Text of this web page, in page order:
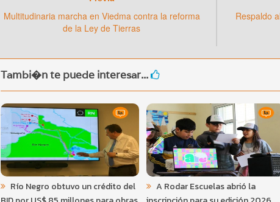
Multitudinaria marcha en Viedma contra la reforma
de la Ley de Tierras
Respaldo
Tambi�n te puede interesar...
Río Negro obtuvo un crédito del
A Rodar Escuelas abrió la